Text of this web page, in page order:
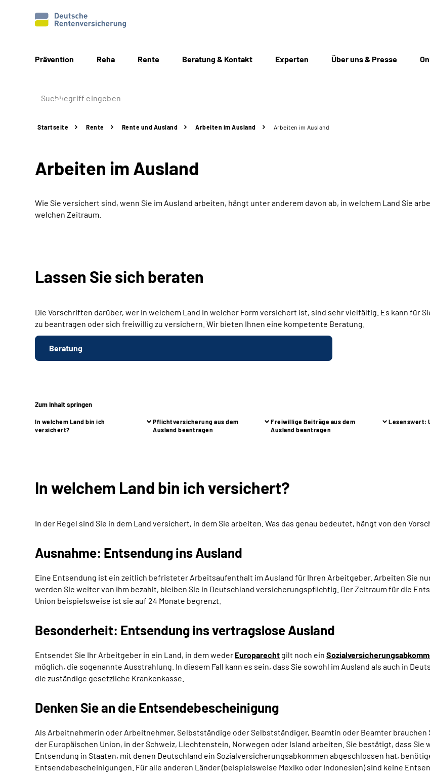
Prävention Reha Rente Beratung & Kontakt Experten Über uns & Presse
Startseite Rente Rente und Ausland Arbeiten im Ausland Arbeiten im Ausland
Arbeiten im Ausland
Wie Sie versichert sind, wenn Sie im Ausland arbeiten, hängt unter anderem davon ab, in welchem Land Sie
welchen Zeitraum.
Lassen Sie sich beraten
Die Vorschriften darüber, wer in welchem Land in welcher Form versichert ist, sind sehr vielfältig. Es kann für
zu beantragen oder sich freiwillig zu versichern. Wir bieten Ihnen eine kompetente Beratung.
Beratung
Zum Inhalt springen
In welchem Land bin ich
versichert?
Pflichtversicherung aus dem
Ausland beantragen
Freiwillige Beiträge aus dem
Ausland beantragen
Lesenswert:
In welchem Land bin ich versichert?
In der Regel sind Sie in dem Land versichert, in dem Sie arbeiten. Was das genau bedeutet, hängt von den
Ausnahme: Entsendung ins Ausland
Eine Entsendung ist ein zeitlich befristeter Arbeitsaufenthalt im Ausland für Ihren Arbeitgeber. Arbeiten Sie
werden Sie weiter von ihm bezahlt, bleiben Sie in Deutschland versicherungspflichtig. Der Zeitraum für die
Union beispielsweise ist sie auf 24 Monate begrenzt.
Besonderheit: Entsendung ins vertragslose Ausland
Entsendet Sie Ihr Arbeitgeber in ein Land, in dem weder Europarecht gilt noch ein
möglich, die sogenannte Ausstrahlung. In diesem Fall kann es sein, dass Sie sowohl im Ausland als auch in
die zuständige gesetzliche Krankenkasse.
Denken Sie an die Entsendebescheinigung
Als Arbeitnehmerin oder Arbeitnehmer, Selbstständige oder Selbstständiger, Beamtin oder Beamter
der Europäischen Union, in der Schweiz, Liechtenstein, Norwegen oder Island arbeiten. Sie bestätigt, dass
Entsendung in Staaten, mit denen Deutschland ein Sozialversicherungsabkommen abgeschlossen hat,
Entsendebescheinigungen. Für alle anderen Länder (beispielsweise Mexiko oder Indonesien) sind keine